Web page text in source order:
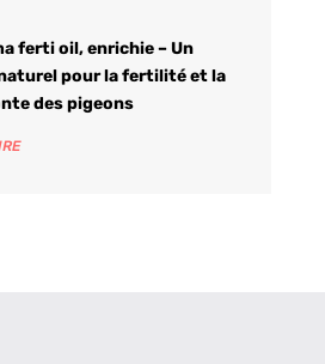
ferti oil, enrichie – Un
pour la fertilité et la
des pigeons